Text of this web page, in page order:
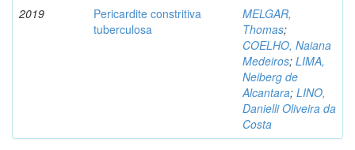
2019
Pericardite constritiva
tuberculosa
MELGAR,
Thomas;
COELHO, Naiana
Medeiros; LIMA,
Neiberg de
Alcantara; LINO,
Danielli Oliveira da
Costa